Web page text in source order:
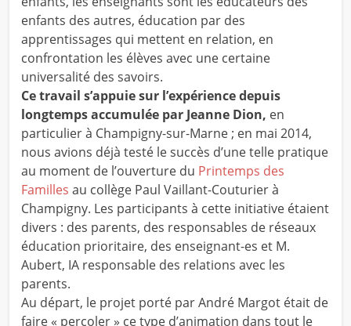
enfants des autres, éducation par des
apprentissages qui mettent en relation, en
confrontation les élèves avec une certaine
universalité des savoirs.
Ce travail s’appuie sur l’expérience depuis
longtemps accumulée par Jeanne Dion, en
particulier à Champigny-sur-Marne ; en mai 2014,
nous avions déjà testé le succès d’une telle pratique
au moment de l’ouverture du Printemps des
Familles au collège Paul Vaillant-Couturier à
Champigny. Les participants à cette initiative étaient
divers : des parents, des responsables de réseaux
éducation prioritaire, des enseignant-es et M.
Aubert, IA responsable des relations avec les
parents.
Au départ, le projet porté par André Margot était de
faire « percoler » ce type d’animation dans tout le